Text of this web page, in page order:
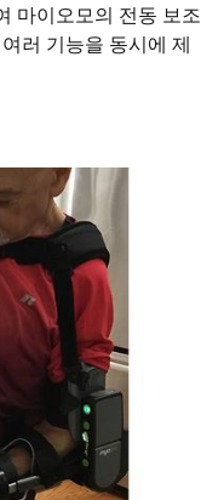
마이오모의 전동 보조
러 기능을 동시에 제